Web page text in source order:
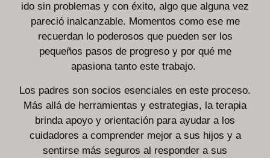
ido sin problemas y con éxito, algo que alguna vez
pareció inalcanzable. Momentos como ese me
recuerdan lo poderosos que pueden ser los
pequeños pasos de progreso y por qué me
apasiona tanto este trabajo.
Los padres son socios esenciales en este proceso.
Más allá de herramientas y estrategias, la terapia
brinda apoyo y orientación para ayudar a los
cuidadores a comprender mejor a sus hijos y a
sentirse más seguros al responder a sus